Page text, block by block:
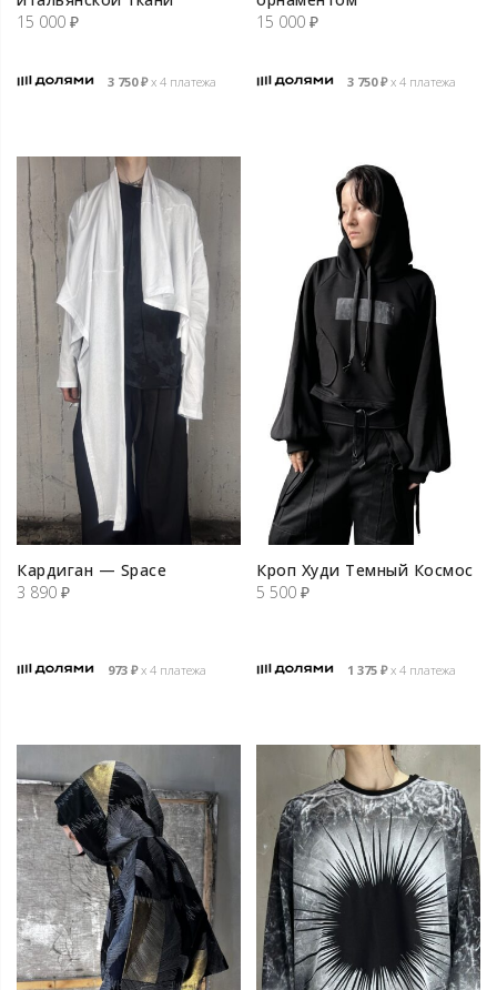
15 000 ₽
3 750₽х 4 платежа
15 000 ₽
3 750₽х 4 платежа
Кардиган — Space
3 890 ₽
973 ₽х 4 платежа
Кроп Худи Темный Космос
5 500 ₽
1 375 ₽х 4 платежа